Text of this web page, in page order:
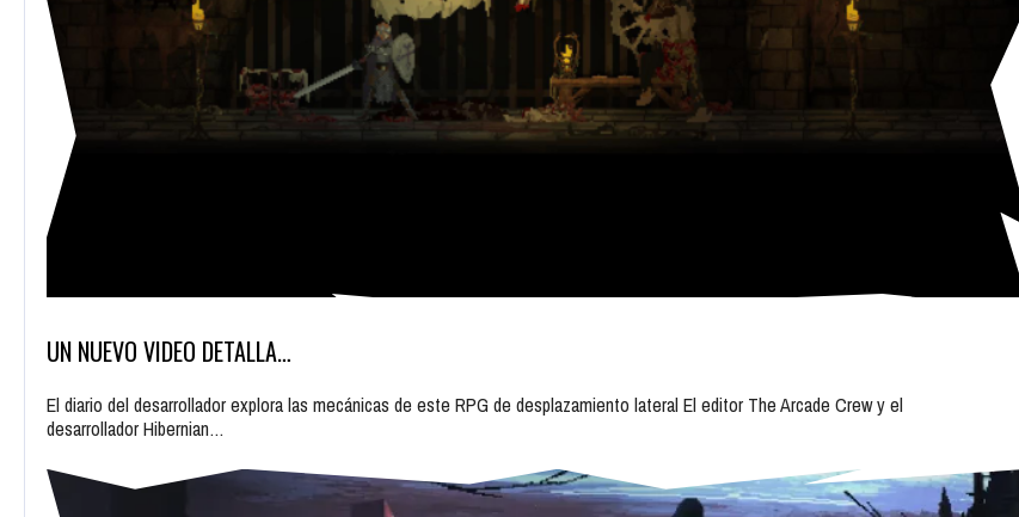
UN NUEVO VIDEO DETALLA…
El diario del desarrollador explora las mecánicas de este RPG de desplazamiento lateral El editor The Arcade Crew y el
desarrollador Hibernian…